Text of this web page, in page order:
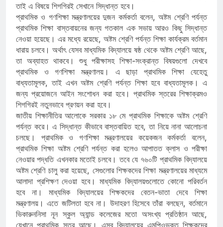
তাই এ বিষয়ে শিগগিরই সেখানে সিদ্ধান্ত হবে।
প্রাথমিক ও গণশিক্ষা মন্ত্রণালয়ের দুজন কর্মকর্তা বলেন, অষ্টম শ্রেণি পর্যন্ত
প্রাথমিক শিক্ষা বাস্তবায়নের জন্য গতকাল এক সভায় আরও কিছু সিদ্ধান্ত
নেওয়া হয়েছে। এর মধ্যে রয়েছে, অষ্টম শ্রেণি পর্যন্ত শিক্ষা কার্যক্রম বর্তমান
ধারায় চলবে। অর্থাৎ যেসব মাধ্যমিক বিদ্যালয়ে ষষ্ঠ থেকে অষ্টম শ্রেণি আছে,
তা অব্যাহত থাকবে। শুধু পরীক্ষাসহ শিক্ষা-সংক্রান্ত বিষয়গুলো দেখবে
প্রাথমিক ও গণশিক্ষা মন্ত্রণালয়। এ ছাড়া প্রাথমিক শিক্ষা যেহেতু
বাধ্যতামূলক, তাই এখন অষ্টম শ্রেণি পর্যন্ত শিক্ষা হবে বাধ্যতামূলক। এ
জন্য প্রয়োজনে আইন সংশোধন করা হবে। প্রাথমিক স্তরের শিক্ষাক্রমও
শিগগিরই নতুনভাবে প্রণয়ন করা হবে।
জাতীয় শিক্ষানীতির আলোকে সরকার ১৮ মে প্রাথমিক শিক্ষাকে অষ্টম শ্রেণি
পর্যন্ত করে। এ সিদ্ধান্ত কীভাবে বাস্তবায়িত হবে, তা নিয়ে নানা আলোচনা
চলছে। প্রাথমিক ও গণশিক্ষা মন্ত্রণালয়ের কয়েকজন কর্মকর্তা বলেন,
প্রাথমিক শিক্ষা অষ্টম শ্রেণি পর্যন্ত করা হলেও আপাতত ক্লাস ও পরীক্ষা
নেওয়ার পদ্ধতি এখনকার মতোই চলবে। তবে যে ৭৬০টি প্রাথমিক বিদ্যালয়ে
অষ্টম শ্রেণি চালু করা হয়েছে, সেগুলোর শিক্ষকদের শিক্ষা মন্ত্রণালয়ের মাধ্যমে
আলাদা প্রশিক্ষণ দেওয়া হবে। মাধ্যমিক বিদ্যালয়গুলোতে কোনো পরিবর্তন
হবে না। মাধ্যমিক বিদ্যালয়ের শিক্ষকদের বেতন-ভাতা দেবে শিক্ষা
মন্ত্রণালয়। এতে জটিলতা হবে না। উদাহরণ হিসেবে তাঁরা বলছেন, বর্তমানে
ভিকারুননিসা নূন স্কুল অ্যান্ড কলেজের মতো অসংখ্য প্রতিষ্ঠান আছে,
যেখানে প্রাথমিক স্তর আছে। এসব বিদ্যালয়ের এমপিওভুক্ত শিক্ষকদের